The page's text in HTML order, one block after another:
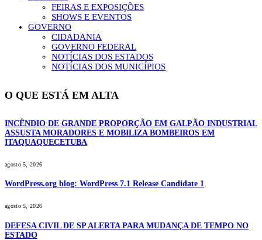
FEIRAS E EXPOSIÇÕES
SHOWS E EVENTOS
GOVERNO
CIDADANIA
GOVERNO FEDERAL
NOTÍCIAS DOS ESTADOS
NOTÍCIAS DOS MUNICÍPIOS
O QUE ESTÁ EM ALTA
INCÊNDIO DE GRANDE PROPORÇÃO EM GALPÃO INDUSTRIAL
ASSUSTA MORADORES E MOBILIZA BOMBEIROS EM
ITAQUAQUECETUBA
agosto 5, 2026
WordPress.org blog: WordPress 7.1 Release Candidate 1
agosto 5, 2026
DEFESA CIVIL DE SP ALERTA PARA MUDANÇA DE TEMPO NO
ESTADO